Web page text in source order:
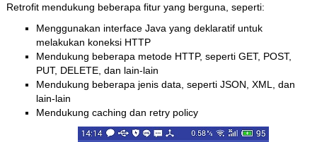
Retrofit mendukung beberapa fitur yang berguna, seperti:
Menggunakan interface Java yang deklaratif untuk
melakukan koneksi HTTP
Mendukung beberapa metode HTTP, seperti GET, POST,
PUT, DELETE, dan lain-lain
Mendukung beberapa jenis data, seperti JSON, XML, dan
lain-lain
Mendukung caching dan retry policy